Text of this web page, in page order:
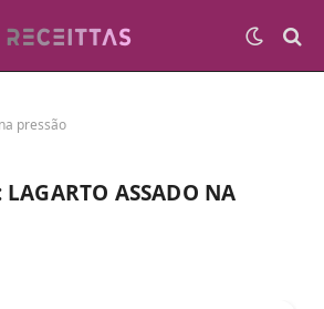
pressão
LAGARTO ASSADO NA